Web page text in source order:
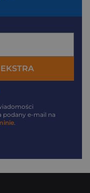
podany e-mail na